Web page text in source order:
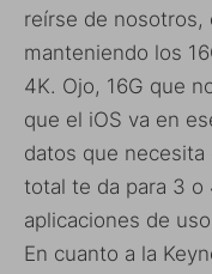
reírse de nosotros,
manteniendo los
4K. Ojo, 16G que
que el iOS va en
datos que necesita
total te da para 3 o
aplicaciones de
En cuanto a la